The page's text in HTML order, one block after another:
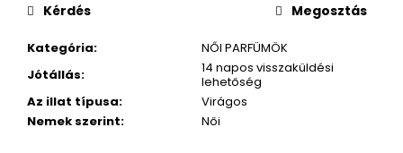
Kategória:
NŐI PARFÜMÖK
Jótállás:
14 napos visszaküldési
lehetőség
Az illat típusa:
Virágos
Nemek szerint: Női
Kérdés Megosztás